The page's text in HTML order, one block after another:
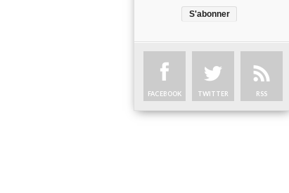
FACEBOOK TWITTER RSS